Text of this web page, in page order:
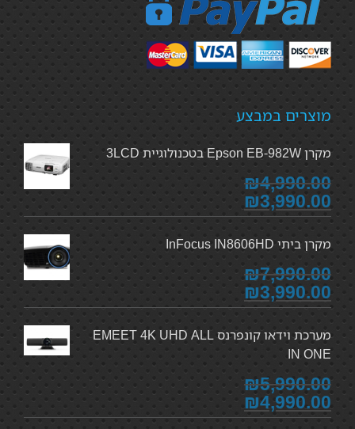
מוצרים במבצע
מקרן Epson EB-982W בטכנולוגיית 3LCD
₪4,990.00
₪3,990.00
מקרן ביתי InFocus IN8606HD
₪7,990.00
₪3,990.00
מערכת וידאו קונפרנס EMEET 4K UHD ALL
IN ONE
₪5,990.00
₪4,990.00